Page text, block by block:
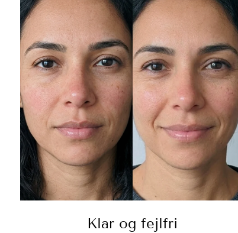
Klar og fejlfri